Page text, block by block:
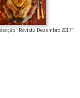
“Revista Dezembro 2017”